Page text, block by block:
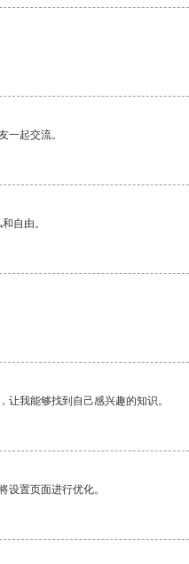
一起交流。
自由。
我能够找到自己感兴趣的知识。
设置页面进行优化。